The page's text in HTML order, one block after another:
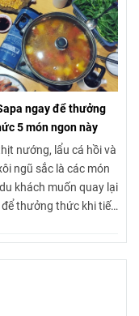
dị và thanh tao trong
văn hóa. Dưới đây
địa điểm du lịch Nhật
nhất mà bạn không
qua trong bộ sưu tập
nơi phải check-in khi
thăm đất nước mặt trời
ngay để thưởng
5 món ngon này
nướng, lẩu cá hồi và
ngũ sắc là các món
khách muốn quay lại
để thưởng thức khi tiết